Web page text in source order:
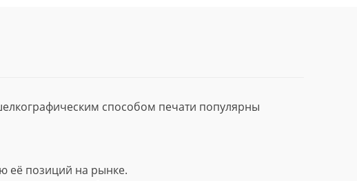
способом печати популярны
её позиций на рынке.